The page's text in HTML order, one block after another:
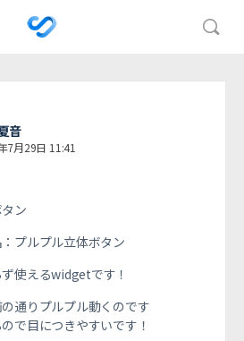
音
7月29日 11:41
ン
プルプル立体ボタン
使えるwidgetです！
通りプルプル動くのです
で目につきやすいです！